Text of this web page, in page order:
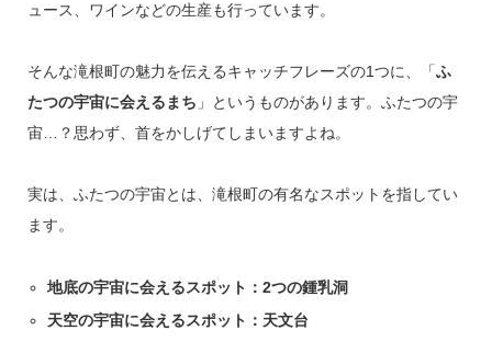
ュース、ワインなどの生産も行っています。
そんな滝根町の魅力を伝えるキャッチフレーズの1つに、「ふ
たつの宇宙に会えるまち 」というものがあります。ふたつの宇
宙…？思わず、首をかしげてしまいますよね。
実は、ふたつの宇宙とは、滝根町の有名なスポットを指してい
ます。
地底の宇宙に会えるスポット：2つの鍾乳洞
天空の宇宙に会えるスポット：天文台